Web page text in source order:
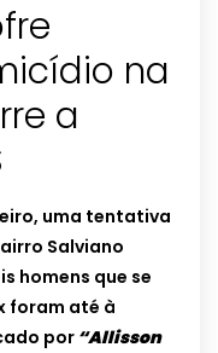
na
a
uma tentativa
Salviano
homens que se
foram até à
por “Allisson